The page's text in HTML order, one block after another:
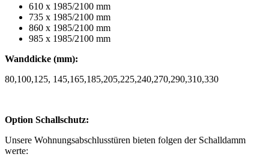
610 x 1985/2100 mm
735 x 1985/2100 mm
860 x 1985/2100 mm
985 x 1985/2100 mm
Wanddicke (mm):
80,100,125, 145,165,185,205,225,240,270,290,310,330
Option Schallschutz:
Unsere Wohnungsabschlusstüren bieten folgen der Schalldamm
werte: